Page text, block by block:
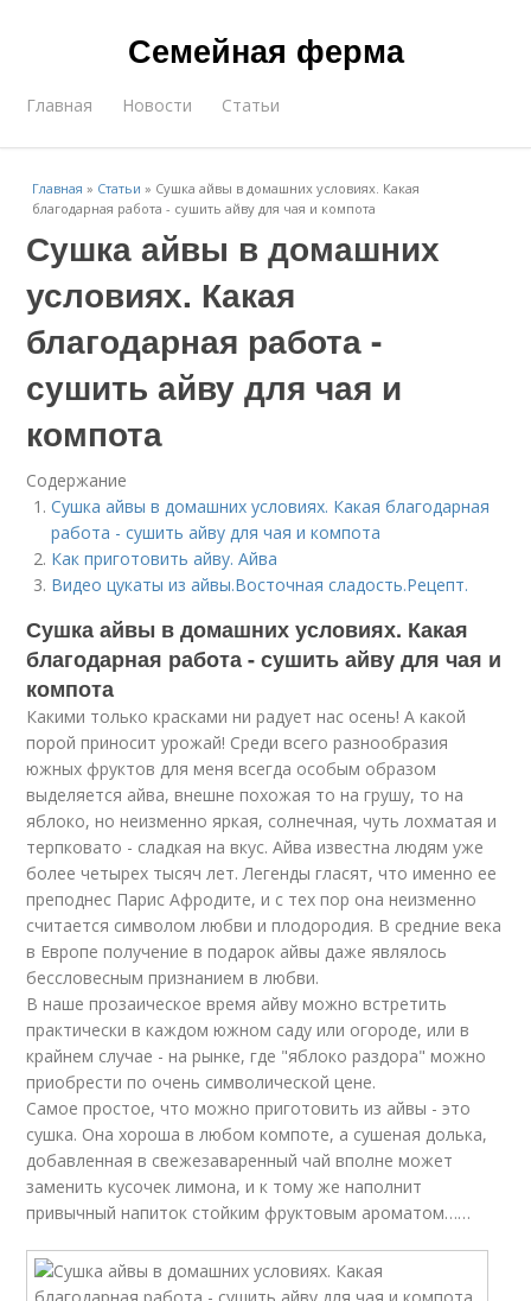
Семейная ферма
Главная Новости Статьи
Главная » Статьи » Сушка айвы в домашних условиях. Какая
благодарная работа - сушить айву для чая и компота
Сушка айвы в домашних
условиях. Какая
благодарная работа -
сушить айву для чая и
компота
Содержание
Сушка айвы в домашних условиях. Какая благодарная
работа - сушить айву для чая и компота
Как приготовить айву. Айва
Видео цукаты из айвы.Восточная сладость.Рецепт.
Сушка айвы в домашних условиях. Какая
благодарная работа - сушить айву для чая и
компота
Какими только красками ни радует нас осень! А какой
порой приносит урожай! Среди всего разнообразия
южных фруктов для меня всегда особым образом
выделяется айва, внешне похожая то на грушу, то на
яблоко, но неизменно яркая, солнечная, чуть лохматая и
терпковато - сладкая на вкус. Айва известна людям уже
более четырех тысяч лет. Легенды гласят, что именно ее
преподнес Парис Афродите, и с тех пор она неизменно
считается символом любви и плодородия. В средние века
в Европе получение в подарок айвы даже являлось
бессловесным признанием в любви.
В наше прозаическое время айву можно встретить
практически в каждом южном саду или огороде, или в
крайнем случае - на рынке, где "яблоко раздора" можно
приобрести по очень символической цене.
Самое простое, что можно приготовить из айвы - это
сушка. Она хороша в любом компоте, а сушеная долька,
добавленная в свежезаваренный чай вполне может
заменить кусочек лимона, и к тому же наполнит
привычный напиток стойким фруктовым ароматом……